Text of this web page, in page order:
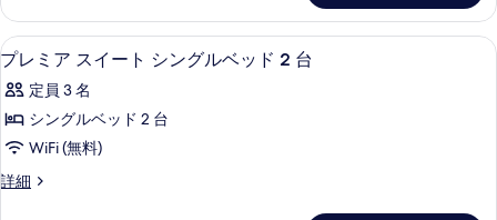
る
ド
ル
ー
ム
の
す
イ
ー
ト
ベ
ッ
ル
ー
ム
プ
レ
ミ
ア
ス
イ
ミニバー、セーフティボックス (室
6
プレミア スイート シングルベッド 2 台
定員 3 名
シングルベッド 2 台
WiFi (無料)
詳細
プ